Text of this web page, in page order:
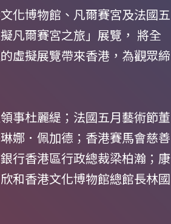
化博物館、凡爾賽宮及法國五
凡爾賽宮之旅」展覽， 將全
虛擬展覽帶來香港，為觀眾締
事杜麗緹；法國五月藝術節董
娜．佩加德；香港賽馬會慈善
行香港區行政總裁梁柏瀚；康
和香港文化博物館總館長林國